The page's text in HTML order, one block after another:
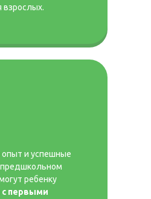
и успешные
предшкольном
ребенку
с первыми
взрослых.